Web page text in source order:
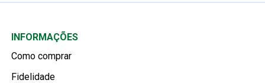
INFORMAÇÕES
Como comprar
Fidelidade